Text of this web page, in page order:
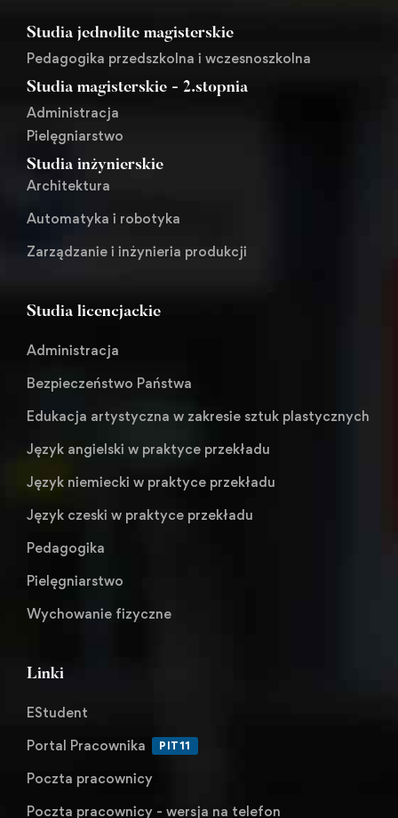
Studia jednolite magisterskie
Pedagogika przedszkolna i wczesnoszkolna
Studia magisterskie - 2.stopnia
Administracja
Pielęgniarstwo
Studia inżynierskie
Architektura
Automatyka i robotyka
Zarządzanie i inżynieria produkcji
Studia licencjackie
Administracja
Bezpieczeństwo Państwa
Edukacja artystyczna w zakresie sztuk plastycznych
Język angielski w praktyce przekładu
Język niemiecki w praktyce przekładu
Język czeski w praktyce przekładu
Pedagogika
Pielęgniarstwo
Wychowanie fizyczne
Linki
EStudent
Portal Pracownika
PIT11
Poczta pracownicy
Poczta pracownicy - wersja na telefon